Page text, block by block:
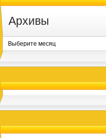
Архивы
Архивы